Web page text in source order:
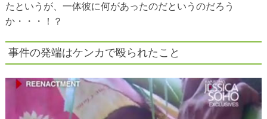
たというが、一体彼に何があったのだというのだろう
か・・・！？
事件の発端はケンカで殴られたこと